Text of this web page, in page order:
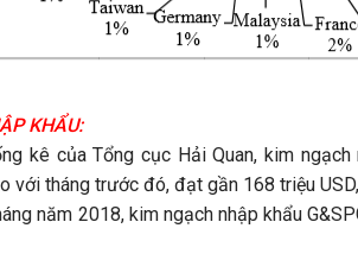
KHẨU:​
kê của Tổng cục Hải Quan, kim
với tháng trước đó, đạt gần 168 triệu
năm 2018, kim ngạch nhập khẩu